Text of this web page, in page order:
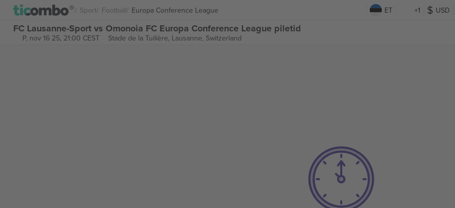
Sport Football Europa Conference League ET +1 USD
FC Lausanne-Sport vs Omonoia FC Europa Conference League piletid
P, nov 16 25, 21:00 CEST Stade de la Tuilière, Lausanne, Switzerland